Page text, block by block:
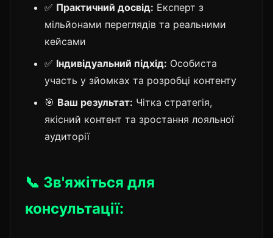
✅ Практичний досвід: Експерт з
мільйонами переглядів та реальними
кейсами
✅ Індивідуальний підхід: Особиста
участь у зйомках та розробці контенту
🎯 Ваш результат: Чітка стратегія,
якісний контент та зростання лояльної
аудиторії
📞 Зв'яжіться для
консультації: